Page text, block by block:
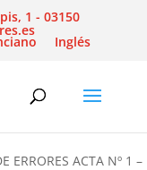
1 - 03150
Inglés
ERRORES ACTA Nº 1 –